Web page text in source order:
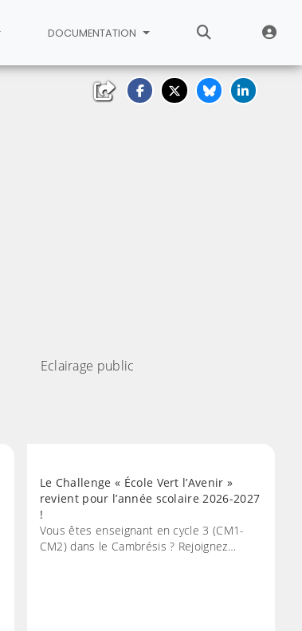
DOCUMENTATION
Eclairage public
Le Challenge « École Vert l’Avenir »
revient pour l’année scolaire 2026-2027
!
Vous êtes enseignant en cycle 3 (CM1-
CM2) dans le Cambrésis ? Rejoignez…